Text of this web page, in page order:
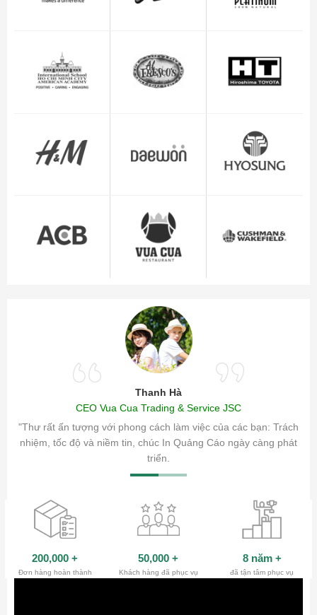
Thanh Hà
CEO Vua Cua Trading & Service JSC
"Thư rất ấn tượng với phong cách làm việc của các bạn: Trách
nhiệm, tốc độ và niềm tin, chúc In Quảng Cáo ngày càng phát
triển.
sóc
200,000 +
Đơn hàng hoàn thành
50,000 +
Khách hàng đã phục vụ
8 năm +
đã tận tâm phục vụ